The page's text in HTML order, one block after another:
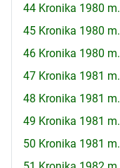
44 Kronika 1980 m.
45 Kronika 1980 m.
46 Kronika 1980 m.
47 Kronika 1981 m.
48 Kronika 1981 m.
49 Kronika 1981 m.
50 Kronika 1981 m.